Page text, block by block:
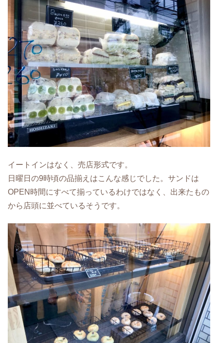
イートインはなく、売店形式です。
日曜日の9時頃の品揃えはこんな感じでした。サンドは
OPEN時間にすべて揃っているわけではなく、出来たもの
から店頭に並べているそうです。